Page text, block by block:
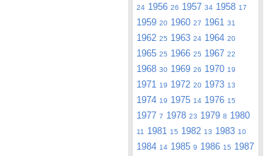
24 1956 26 1957 34 1958 17
1959 20 1960 27 1961 31
1962 25 1963 24 1964 20
1965 25 1966 25 1967 22
1968 30 1969 26 1970 19
1971 19 1972 20 1973 13
1974 19 1975 14 1976 15
1977 7 1978 23 1979 8 1980
11 1981 15 1982 13 1983 10
1984 14 1985 9 1986 15 1987